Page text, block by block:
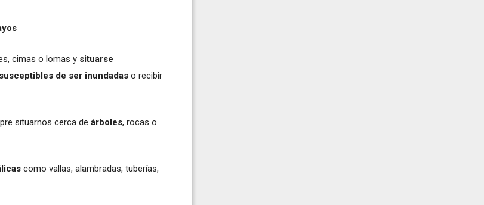
cimas o lomas y situarse
de ser inundadas o recibir
situarnos cerca de árboles, rocas o
como vallas, alambradas, tuberías,